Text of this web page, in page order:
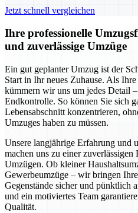
Jetzt schnell vergleichen
Ihre professionelle
und zuverlässige Umzüge
Ein gut geplanter Umzug ist der
Start in Ihr neues Zuhause. Als
kümmern wir uns um jedes Detail
Endkontrolle. So können Sie sich
Lebensabschnitt konzentrieren,
Umzuges haben zu müssen.
Unsere langjährige Erfahrung und
machen uns zu einer
Umzügen. Ob kleiner
Gewerbeumzüge – wir bringen
Gegenstände sicher und pünktlich
und ein motiviertes Team
Qualität.